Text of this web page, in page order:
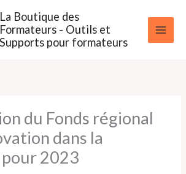
La Boutique des
Formateurs - Outils et
Supports pour formateurs
du Fonds régional
dans la
2023